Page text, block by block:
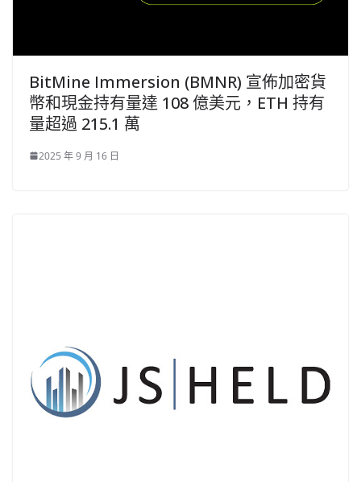
BitMine Immersion (BMNR) 宣佈加密貨
幣和現金持有量達 108 億美元，ETH 持有
量超過 215.1 萬
2025 年 9 月 16 日